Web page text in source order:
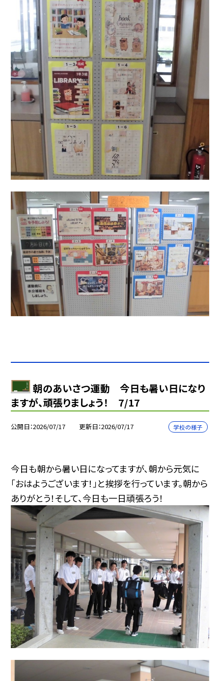
朝のあいさつ運動 今日も暑い日になり
ますが、頑張りましょう！ 7/17
公開日 2026/07/17 更新日 2026/07/17 学校の様子
今日も朝から暑い日になってますが、朝から元気に
「おはようございます！」と挨拶を行っています。朝から
ありがとう！そして、今日も一日頑張ろう！